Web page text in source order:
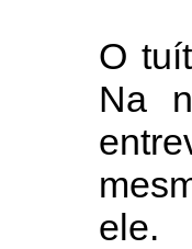
O
Na
ele.